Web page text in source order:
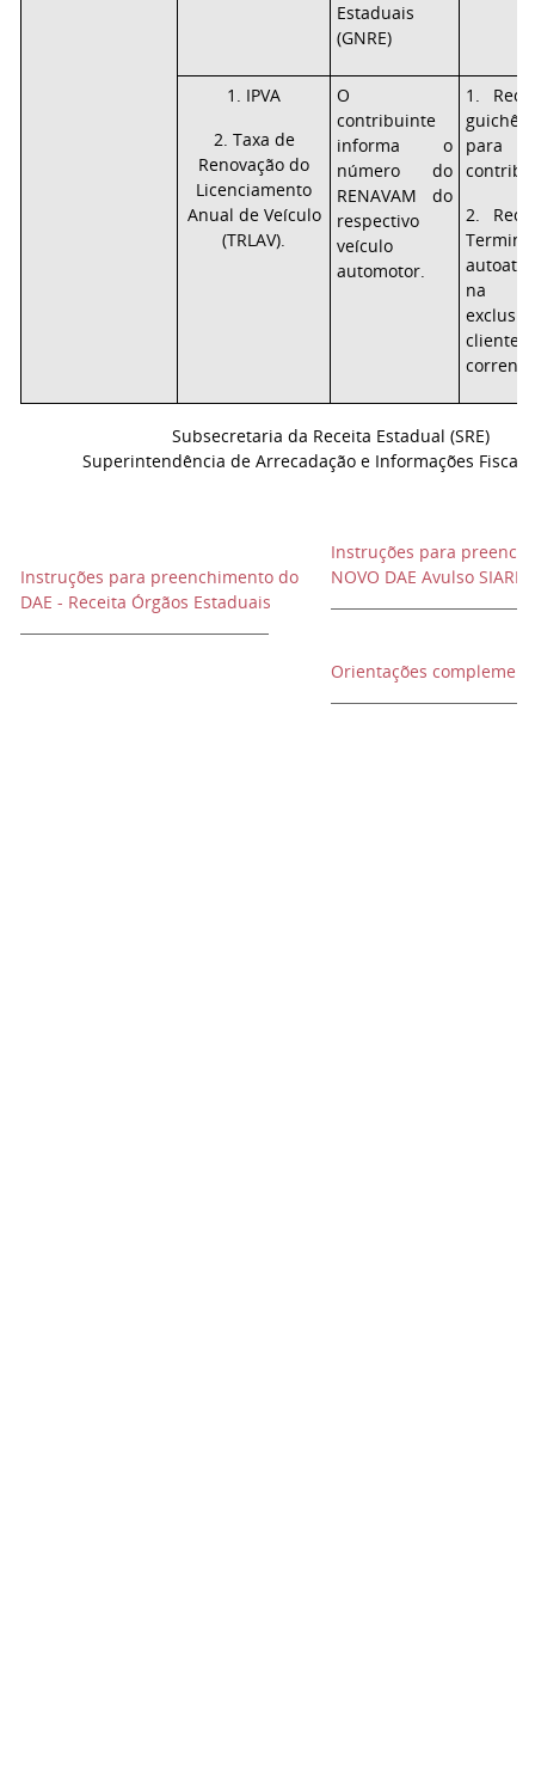
Estaduais
(GNRE)
1. IPVA
2. Taxa de
Renovação do
Licenciamento
Anual de Veículo
(TRLAV).
O
contribuinte
informa o
número do
RENAVAM do
respectivo
veículo
automotor.
1.
para
2.
na
Subsecretaria da Receita Estadual (SRE)
Superintendência de Arrecadação e Informações Fiscais
Instruções para preenchimento do
DAE - Receita Órgãos Estaduais
Instruções para
NOVO DAE Avulso SIARE
Orientações